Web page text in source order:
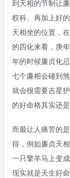
到天相的节制让
权科、再加上好
天相坐的位置，
的四化来看，庚
年的时候廉贞化
七个廉相会碰到
就会很需要吉星
的好命格其实还
而最让人痛苦的
得，例如廉贞天
一只擎羊马上变
现实就是天生好